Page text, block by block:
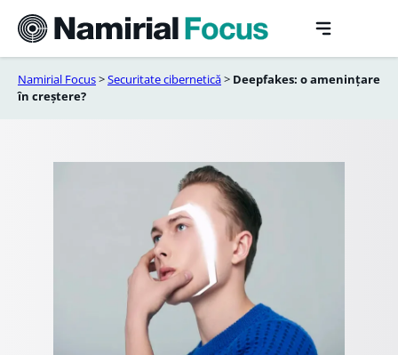
conținut
Namirial Focus>Securitate cibernetică> Deepfakes: o amenințare
în creștere?